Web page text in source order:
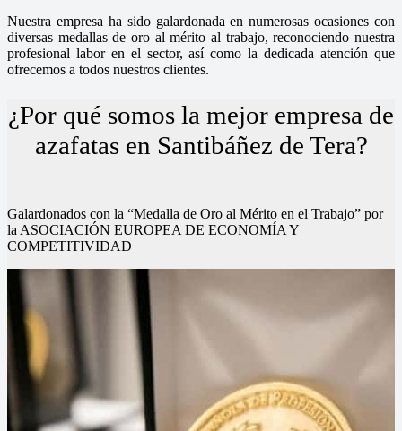
Nuestra empresa ha sido galardonada en numerosas ocasiones con
diversas medallas de oro al mérito al trabajo, reconociendo nuestra
profesional labor en el sector, así como la dedicada atención que
ofrecemos a todos nuestros clientes.
¿Por qué somos la mejor empresa de
azafatas en Santibáñez de Tera?
Galardonados con la “Medalla de Oro al Mérito en el Trabajo” por
la ASOCIACIÓN EUROPEA DE ECONOMÍA Y
COMPETITIVIDAD